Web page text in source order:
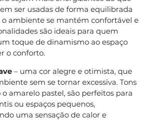
ser usadas de forma equilibrada
ambiente se mantém confortável e
são ideais para quem
toque de dinamismo ao espaço
o conforto.
– uma cor alegre e otimista, que
sem se tornar excessiva. Tons
o amarelo pastel, são perfeitos para
ou espaços pequenos,
uma sensação de calor e